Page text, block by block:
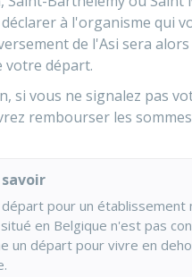
à l'organisme qui
de l'Asi sera
votre départ.
si vous ne signalez pas
rembourser les
pour un établissement
en Belgique n'est pas
un départ pour vivre en